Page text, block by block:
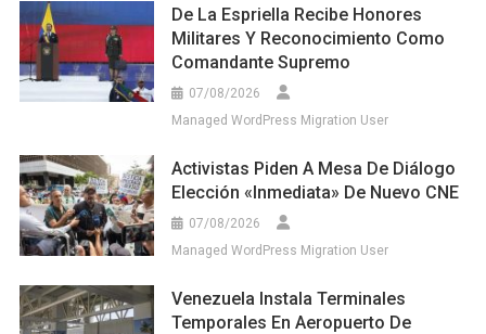
De La Espriella Recibe Honores
Militares Y Reconocimiento Como
Comandante Supremo
07/08/2026
Managed WordPress Migration User
Activistas Piden A Mesa De Diálogo
Elección «inmediata» De Nuevo CNE
07/08/2026
Managed WordPress Migration User
Venezuela Instala Terminales
Temporales En Aeropuerto De